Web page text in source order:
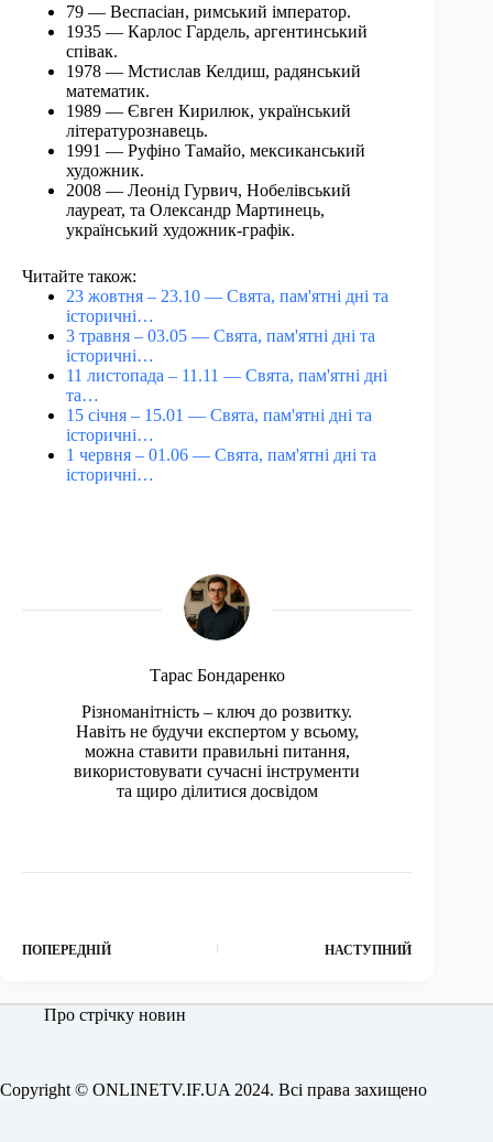
79 — Веспасіан, римський імператор.
1935 — Карлос Гардель, аргентинський
співак.
1978 — Мстислав Келдиш, радянський
математик.
1989 — Євген Кирилюк, український
літературознавець.
1991 — Руфіно Тамайо, мексиканський
художник.
2008 — Леонід Гурвич, Нобелівський
лауреат, та Олександр Мартинець,
український художник-графік.
Читайте також:
23 жовтня – 23.10 — Свята, пам'ятні дні та
історичні…
3 травня – 03.05 — Свята, пам'ятні дні та
історичні…
11 листопада – 11.11 — Свята, пам'ятні дні
та…
15 січня – 15.01 — Свята, пам'ятні дні та
історичні…
1 червня – 01.06 — Свята, пам'ятні дні та
історичні…
Тарас Бондаренко
Різноманітність – ключ до розвитку.
Навіть не будучи експертом у всьому,
можна ставити правильні питання,
використовувати сучасні інструменти
та щиро ділитися досвідом
ПОПЕРЕДНІЙ НАСТУПНИЙ
Про стрічку новин
Copyright © ONLINETV.IF.UA 2024. Всі права захищено